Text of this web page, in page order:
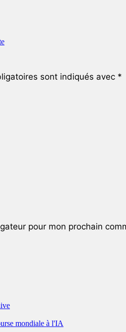
sont indiqués avec *
pour mon prochain
mondiale à l'IA